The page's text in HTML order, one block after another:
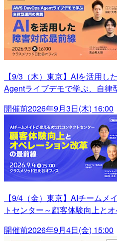
【9/3（木）東京】AIを活用し
Agentライブデモで学ぶ、自律
開催前2026年9月3日(木) 16:00
【9/4（金）東京】AIチームメ
トセンター～顧客体験向上と
開催前2026年9月4日(金) 15:00